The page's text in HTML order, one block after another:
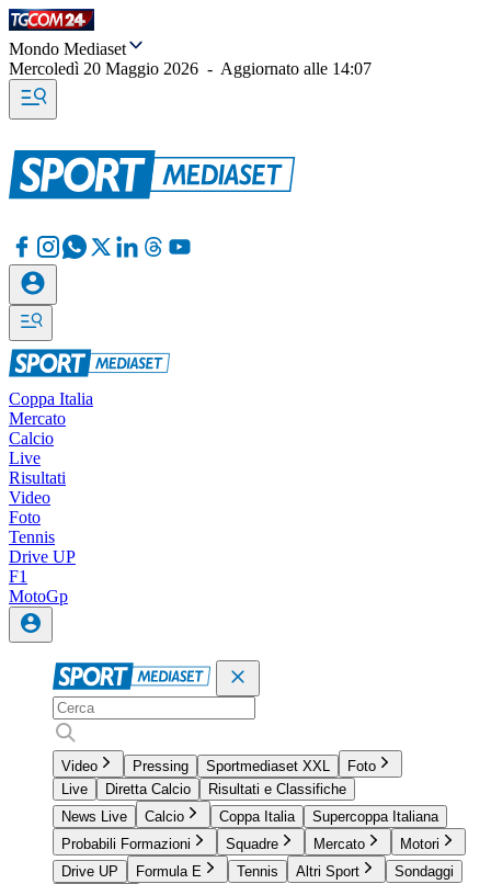
Mondo Mediaset
Mercoledì 20 Maggio 2026 - Aggiornato alle 14:07
Coppa Italia
Mercato
Calcio
Live
Risultati
Video
Foto
Tennis
Drive UP
F1
MotoGp
Video Pressing Sportmediaset XXL
Foto
Live
Diretta Calcio
Risultati e Classifiche
News Live
Calcio Coppa Italia
Supercoppa Italiana
Probabili Formazioni
Squadre Mercato
Motori
Drive UP
Formula E Tennis Altri Sport
Sondaggi